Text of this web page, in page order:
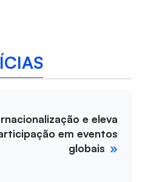
e eleva
em eventos
globais